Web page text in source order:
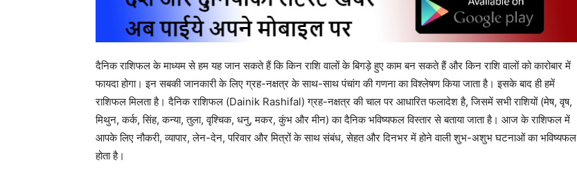
दैनिक राशिफल के माध्यम से हम यह जान सकते हैं कि किन राशि वालों के बिगड़े हुए काम बन सकते हैं और किन राशि वालों को कारोबार में
फायदा होगा। इन सबकी जानकारी के लिए ग्रह-नक्षत्र के साथ-साथ पंचांग की गणना का विश्लेषण किया जाता है। इसके बाद ही हमें
राशिफल मिलता है। दैनिक राशिफल (Dainik Rashifal) ग्रह-नक्षत्र की चाल पर आधारित फलादेश है, जिसमें सभी राशियों (मेष, वृष,
मिथुन, कर्क, सिंह, कन्या, तुला, वृश्चिक, धनु, मकर, कुंभ और मीन) का दैनिक भविष्यफल विस्तार से बताया जाता है। आज के राशिफल में
आपके लिए नौकरी, व्यापार, लेन-देन, परिवार और मित्रों के साथ संबंध, सेहत और दिनभर में होने वाली शुभ-अशुभ घटनाओं का भविष्यफल
होता है।